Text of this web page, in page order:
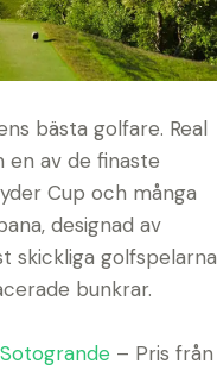
bästa golfare. Real
en av de finaste
Cup och många
designad av
skickliga golfspelarna
bunkrar.
– Pris från